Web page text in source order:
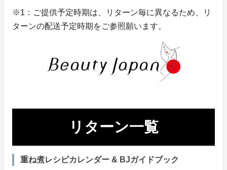
※1：ご提供予定時期は、リターン毎に異なるため、リ
ターンの配送予定時期をご参照願います。
リターン一覧
重ね煮レシピカレンダー & BJガイドブック